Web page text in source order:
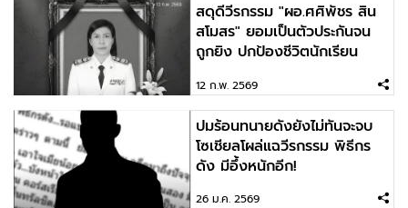
2026-02-13 09:17:58
อยากมอนิ่งเธอทุกวัน ติดตรงเราตื่นเที่ยง Model:
Ryu Ji Hye (류지혜)
2026-02-12 08:55:46
สดุดีวีรกรรม "ผอ.ศศิพัชร สินสโมสร" ยอมเป็นตัว
ประกันจนถูกยิง ปกป้องชีวิตนักเรียน
สดุดีวีรกรรม "ผอ.ศศิพัชร สิน
สโมสร" ยอมเป็นตัวประกันจน
ถูกยิง ปกป้องชีวิตนักเรียน
12 ก.พ. 2569
ปมร้อนทนายดังยังไม่ทันจะจบ
โซเชียลโผล่แฉวีรกรรม พิธีกร
ดัง มีอึ้งหนักอีก!
26 ม.ค. 2569